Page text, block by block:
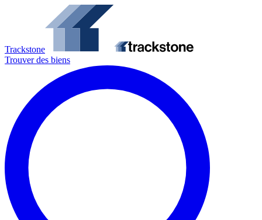
Trackstone
Trouver des biens